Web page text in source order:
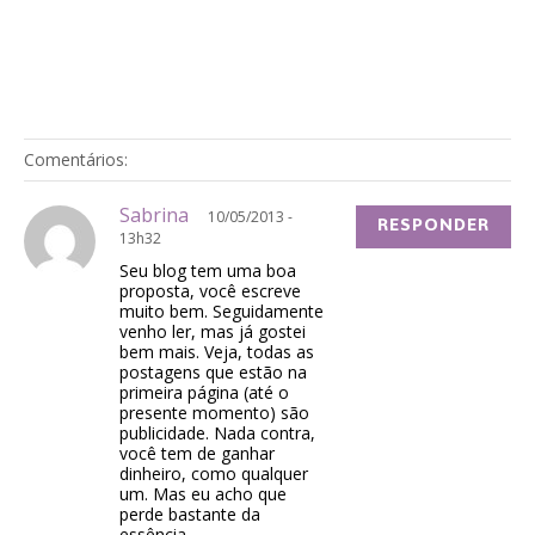
Comentários:
Sabrina
10/05/2013 -
13h32
Seu blog tem uma boa
proposta, você escreve
muito bem. Seguidamente
venho ler, mas já gostei
bem mais. Veja, todas as
postagens que estão na
primeira página (até o
presente momento) são
publicidade. Nada contra,
você tem de ganhar
dinheiro, como qualquer
um. Mas eu acho que
perde bastante da
RESPONDER